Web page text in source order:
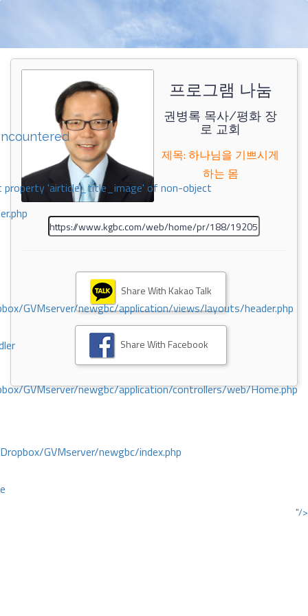
property 'airticle_title_image' of non-object
GVMserver/newgbc/application/views/layouts/header.php
GVMserver/newgbc/application/controllers/web/Home.php
GVMserver/newgbc/index.php
"/>
프로그램 나눔
권병록 목사/평화 장
로 교회
제목: 하나님을 기쁘시게
하는 몸
Share With Kakao Talk
Share With Facebook